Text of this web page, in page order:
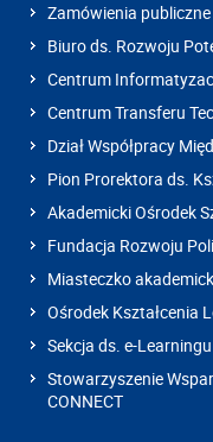
Zamówienia publiczne
Biuro ds. Rozwoju
Centrum
Centrum Transferu
Dział Współpracy
Pion Prorektora ds.
Akademicki Ośrodek
Fundacja Rozwoju
Miasteczko
Ośrodek Kształcenia
Sekcja ds. e-
Stowarzyszenie
CONNECT